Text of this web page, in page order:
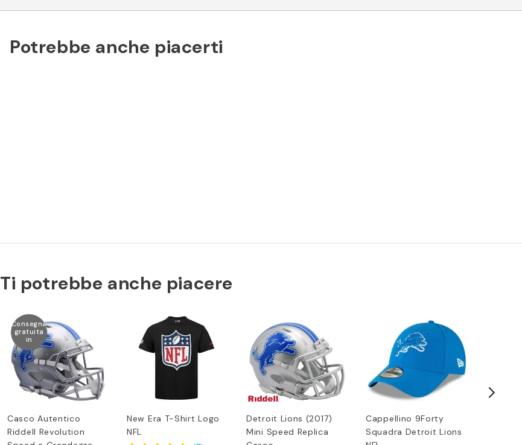
Potrebbe anche piacerti
Ti potrebbe anche piacere
Consegna
gratuita
in
Casco Autentico
Riddell Revolution
New Era T-Shirt Logo
NFL
Detroit Lions (2017)
Mini Speed Replica
Cappellino 9Forty
Squadra Detroit Lions